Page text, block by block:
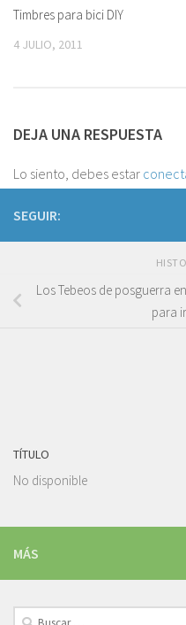
Timbres para bici DIY
4 JULIO, 2011
DEJA UNA RESPUESTA
Lo siento, debes estar
SEGUIR:
Los Tebeos de posguerra
para
TÍTULO
No disponible
MÁS
Buscar: